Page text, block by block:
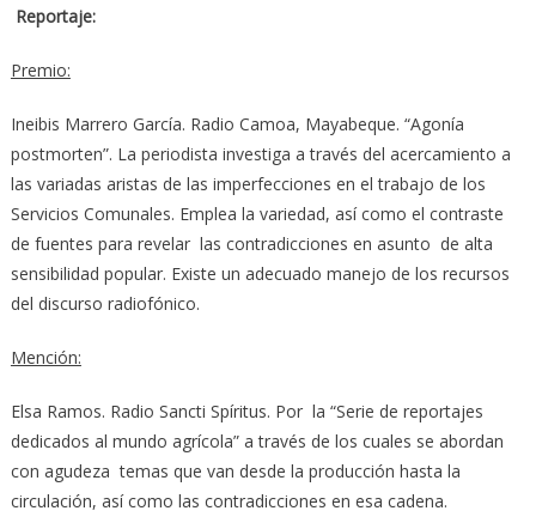
Reportaje:
Premio:
Ineibis Marrero García. Radio Camoa, Mayabeque. “Agonía
postmorten”. La periodista investiga a través del acercamiento a
las variadas aristas de las imperfecciones en el trabajo de los
Servicios Comunales. Emplea la variedad, así como el contraste
de fuentes para revelar las contradicciones en asunto de alta
sensibilidad popular. Existe un adecuado manejo de los recursos
del discurso radiofónico.
Mención:
Elsa Ramos. Radio Sancti Spíritus. Por la “Serie de reportajes
dedicados al mundo agrícola” a través de los cuales se abordan
con agudeza temas que van desde la producción hasta la
circulación, así como las contradicciones en esa cadena.